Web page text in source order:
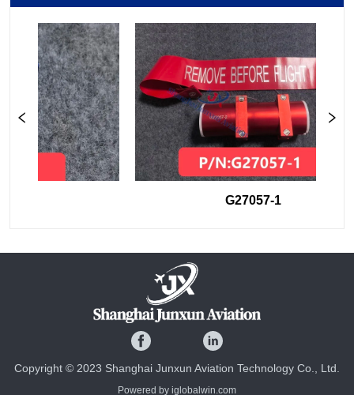
G27057-1
Copyright © 2023 Shanghai Junxun Aviation Technology Co., Ltd.
Powered by iglobalwin.com